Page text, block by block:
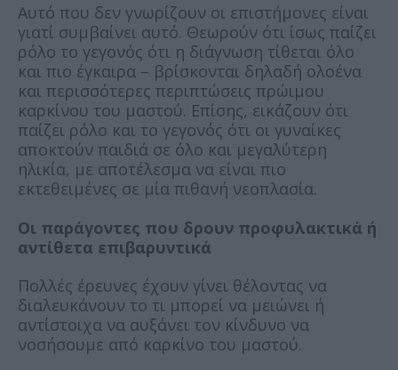
Αυτό που δεν γνωρίζουν οι επιστήμονες είναι
γιατί συμβαίνει αυτό. Θεωρούν ότι ίσως παίζει
ρόλο το γεγονός ότι η διάγνωση τίθεται όλο
και πιο έγκαιρα – βρίσκονται δηλαδή ολοένα
και περισσότερες περιπτώσεις πρώιμου
καρκίνου του μαστού. Επίσης, εικάζουν ότι
παίζει ρόλο και το γεγονός ότι οι γυναίκες
αποκτούν παιδιά σε όλο και μεγαλύτερη
ηλικία, με αποτέλεσμα να είναι πιο
εκτεθειμένες σε μία πιθανή νεοπλασία.
Οι παράγοντες που δρουν προφυλακτικά ή
αντίθετα επιβαρυντικά
Πολλές έρευνες έχουν γίνει θέλοντας να
διαλευκάνουν το τι μπορεί να μειώνει ή
αντίστοιχα να αυξάνει τον κίνδυνο να
νοσήσουμε από καρκίνο του μαστού.